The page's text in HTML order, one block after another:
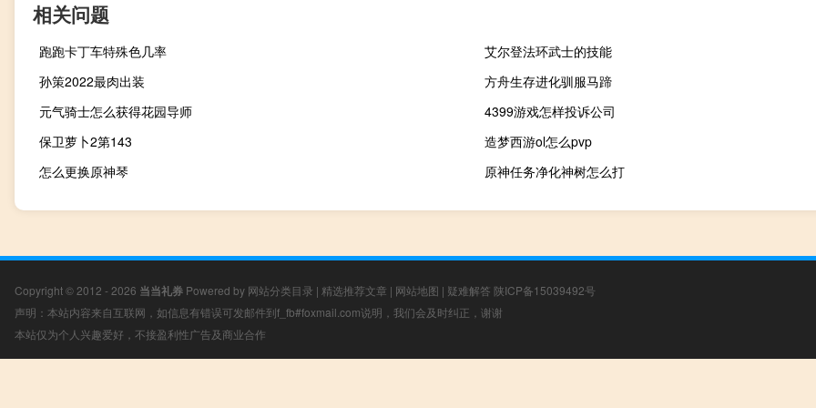
相关问题
跑跑卡丁车特殊色几率
艾尔登法环武士的技能
孙策2022最肉出装
方舟生存进化驯服马蹄
元气骑士怎么获得花园导师
4399游戏怎样投诉公司
保卫萝卜2第143
造梦西游ol怎么pvp
怎么更换原神琴
原神任务净化神树怎么打
Copyright © 2012 - 2026 当当礼券 Powered by 网站分类目录 | 精选推荐文章 | 网站地图 | 疑难解答 陕ICP备15039492号
声明：本站内容来自互联网，如信息有错误可发邮件到f_fb#foxmail.com说明，我们会及时纠正，谢谢
本站仅为个人兴趣爱好，不接盈利性广告及商业合作